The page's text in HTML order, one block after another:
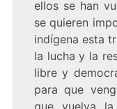
ellos se han
se quieren
indígena esta
la lucha y la
libre y
para que